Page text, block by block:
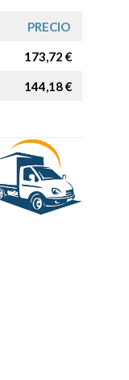
PRECIO
173,72 €
144,18 €